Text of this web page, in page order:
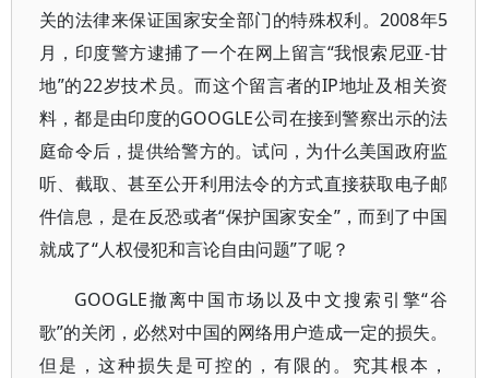
关的法律来保证国家安全部门的特殊权利。2008年5
月，印度警方逮捕了一个在网上留言“我恨索尼亚-甘
地”的22岁技术员。而这个留言者的IP地址及相关资
料，都是由印度的GOOGLE公司在接到警察出示的法
庭命令后，提供给警方的。试问，为什么美国政府监
听、截取、甚至公开利用法令的方式直接获取电子邮
件信息，是在反恐或者“保护国家安全”，而到了中国
就成了“人权侵犯和言论自由问题”了呢？
GOOGLE撤离中国市场以及中文搜索引擎“谷
歌”的关闭，必然对中国的网络用户造成一定的损失。
但是，这种损失是可控的，有限的。究其根本，